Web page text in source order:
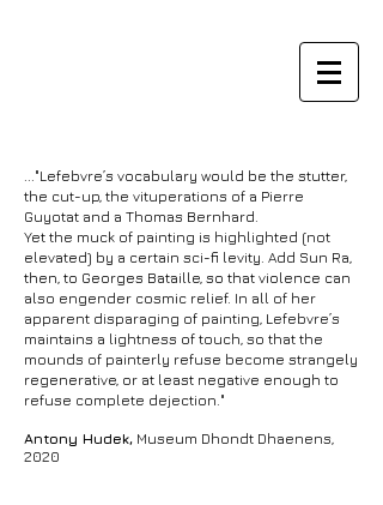
..."Lefebvre’s vocabulary would be the stutter,
the cut-up, the vituperations of a Pierre
Guyotat and a Thomas Bernhard.
Yet the muck of painting is highlighted (not
elevated) by a certain sci-fi levity. Add Sun Ra,
then, to Georges Bataille, so that violence can
also engender cosmic relief. In all of her
apparent disparaging of painting, Lefebvre’s
maintains a lightness of touch, so that the
mounds of painterly refuse become strangely
regenerative, or at least negative enough to
refuse complete dejection."
Antony Hudek, Museum Dhondt Dhaenens,
2020